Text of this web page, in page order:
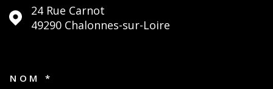
24 Rue Carnot
49290
Chalonnes-sur-Loire
NOM *